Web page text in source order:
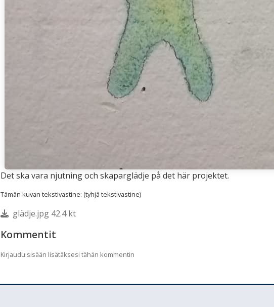
Det ska vara njutning och skaparglädje på det här projektet.
Tämän kuvan tekstivastine: (tyhjä tekstivastine)
glädje.jpg 42.4 kt
Kommentit
Kirjaudu sisään lisätäksesi tähän kommentin